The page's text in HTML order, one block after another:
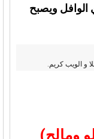
ويصبح
و الويب كريم.
ومالح)